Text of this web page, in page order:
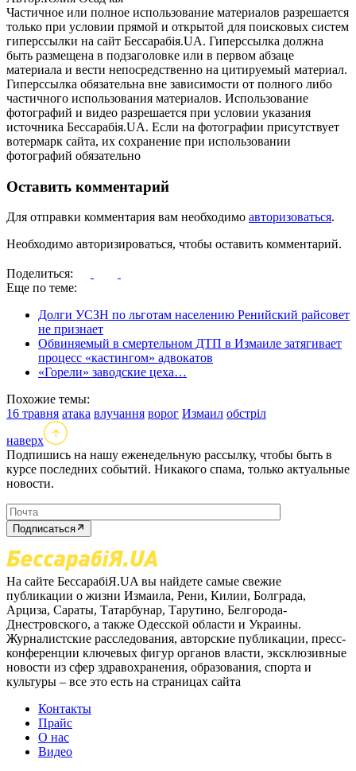
Частичное или полное использование материалов разрешается
только при условии прямой и открытой для поисковых систем
гиперссылки на сайт Бессарабія.UA. Гиперссылка должна
быть размещена в подзаголовке или в первом абзаце
материала и вести непосредственно на цитируемый материал.
Гиперссылка обязательна вне зависимости от полного либо
частичного использования материалов. Использование
фотографий и видео разрешается при условии указания
источника Бессарабія.UA. Если на фотографии присутствует
вотермарк сайта, их сохранение при использовании
фотографий обязательно
Оставить комментарий
Для отправки комментария вам необходимо авторизоваться.
Необходимо авторизироваться, чтобы оставить комментарий.
Поделиться:
Еще по теме:
Долги УСЗН по льготам населению Ренийский райсовет
не признает
Обвиняемый в смертельном ДТП в Измаиле затягивает
процесс «кастингом» адвокатов
«Горели» заводские цеха…
Похожие темы:
16 травня атака влучання ворог Измаил обстріл
наверх
Подпишись на нашу еженедельную рассылку, чтобы быть в
курсе последних событий. Никакого спама, только актуальные
новости.
Подписаться
На сайте БессарабіЯ.UA вы найдете самые свежие
публикации о жизни Измаила, Рени, Килии, Болграда,
Арциза, Сараты, Татарбунар, Тарутино, Белгорода-
Днестровского, а также Одесской области и Украины.
Журналистские расследования, авторские публикации, пресс-
конференции ключевых фигур органов власти, эксклюзивные
новости из сфер здравохранения, образования, спорта и
культуры – все это есть на страницах сайта
Контакты
Прайс
О нас
Видео